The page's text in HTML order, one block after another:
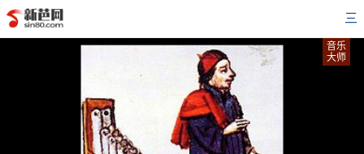
三
音乐
大师